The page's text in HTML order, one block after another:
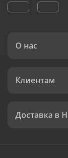
О нас
Клиентам
Доставка в